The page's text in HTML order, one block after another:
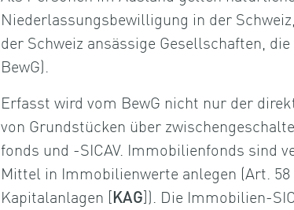
Niederlassungsbewilligung in der
der Schweiz ansässige Gesellschaften,
BewG).
Erfasst wird vom BewG nicht nur der
von Grundstücken über
fonds und -SICAV. Immobilienfonds sind
Mittel in Immobilienwerte anlegen (Art.
Kapitalanlagen [ KAG]). Die Immobilien-